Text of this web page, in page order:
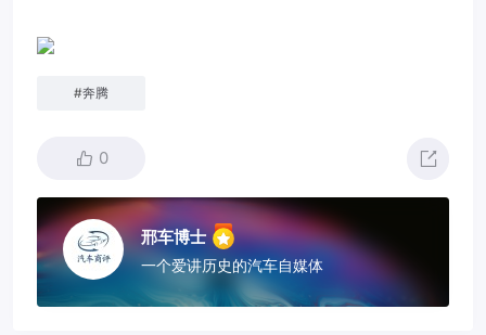
#奔腾
0
邢车博士
一个爱讲历史的汽车自媒体